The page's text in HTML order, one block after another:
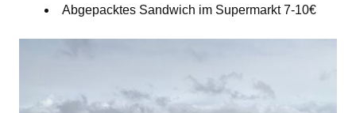
Abgepacktes Sandwich im Supermarkt 7-10€